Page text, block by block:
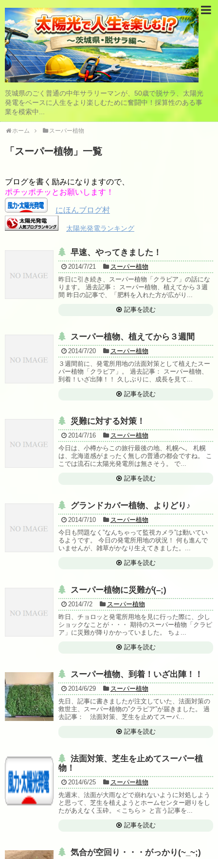
茨城県のごく普通の中年サラリーマンが、50歳で脱サラ、太陽光
発電をベースに人生をより楽しむために奮闘中！採算性のある事
業を模索中...
ホーム スーパー植物
「 スーパー植物 」 一覧
ブログを書く励みになりますので、
ポチッポチッとお願いします！
にほんブログ村
太陽光発電ランキング
早速、やってきました！
2014/7/21
スーパー植物
昨日に引き続き、スーパー植物「クラピア」の話にな
ります。 過去記事： スーパー植物、植えてから３週
間 昨日の記事で、「肥料を入れた方が広がり...
記事を読む
スーパー植物、植えてから３週間
2014/7/20
スーパー植物
３週間前に、発電所用地の法面対策として植えたスー
パー植物「クラピア」。 過去記事： スーパー植物、
到着！いざ出陣！！ 久しぶりに、成長を見て...
記事を読む
災難に対する対策！
2014/7/16
スーパー植物
今日は、小樽からこの旅行最後の地、札幌へ。 札幌
は、北海道感がまったく無しの普通の都会ですね。 こ
こでは流石に太陽光発電所は無さそう。 で...
記事を読む
グランドカバー植物、よりどり♪
2014/7/10
スーパー植物
今日も問題なく”なんちゃって監視カメラ”は動いてい
るようです。 今日の発電所用地の状況！ 何も進んで
いませんが、雑草がかなり生えてきました。...
記事を読む
スーパー植物に災難が(–;)
2014/7/2
スーパー植物
昨日、チョロッと発電所用地を見に行った際に、少し
ショックなことが・・・ 期待のスーパー植物「クラピ
ア」に災難が降りかかっていました。 ちょ...
記事を読む
スーパー植物、到着！いざ出陣！！
2014/6/29
スーパー植物
先日、記事に書きましたが注文していた、法面対策の
救世主、スーパー植物の”クラピア”が届きました。 過
去記事： 法面対策、芝生を止めてスーパ...
記事を読む
法面対策、芝生を止めてスーパー植
物！
2014/6/25
スーパー植物
先週末、法面が大雨などで崩れないように対処しよう
と思って、芝生を植えようとホームセンター廻りをし
たがあえなく玉砕。＜こちら＞ と言う記事を...
記事を読む
気合が空回り・・・がっかり(~_~;)